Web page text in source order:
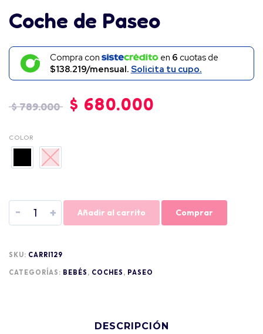
Coche de Paseo
Compra con en 6 cuotas de
$138.219/mensual. Solicita tu cupo.
$789.000 $ 680.000
COLOR
- + Añadir al carrito Comprar
SKU: CARRI129
CATEGORÍAS: BEBÉS , COCHES , PASEO